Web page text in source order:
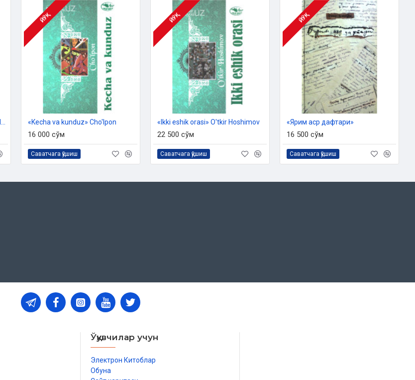
ЙЎҚ
«Kecha va kunduz» Cho'lpon
16 000 сўм
Саватчага қўшиш
ЙЎҚ
«Ikki eshik orasi» O'tkir Hoshimov
22 500 сўм
Саватчага қўшиш
ЙЎҚ
«Ярим аср дафтари»
16 500 сўм
Саватчага қўшиш
Ўқувчилар учун
Электрон Китоблар
Обуна